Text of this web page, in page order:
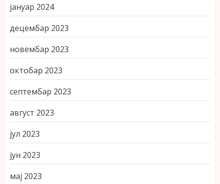
јануар 2024
децембар 2023
новембар 2023
октобар 2023
септембар 2023
август 2023
јул 2023
јун 2023
мај 2023